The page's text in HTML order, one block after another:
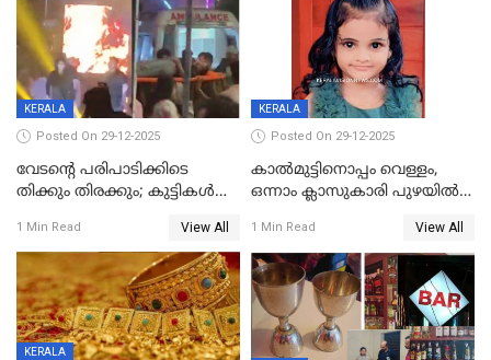
KERALA
Posted On 29-12-2025
വേടന്റെ പരിപാടിക്കിടെ
തിക്കും തിരക്കും; കുട്ടികള്‍
പരിക്ക്; പാളം മറികടന്ന
യുവാവ് ട്രെയിന്‍ തട്ടി മരിച്ചു
1 Min Read View All
KERALA
Posted On 29-12-2025
കാൽമുട്ടിനൊപ്പം വെള്ളം,
ഒന്നാം ക്ലാസുകാരി പുഴയിൽ
കുട്ടികൾക്കൊപ്പം
കളിക്കുന്നതിനിടെ
1 Min Read View All
KERALA